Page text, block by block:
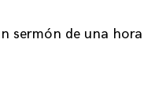
sermón de una hora